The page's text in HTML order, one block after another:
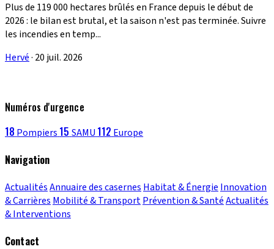
Plus de 119 000 hectares brûlés en France depuis le début de
2026 : le bilan est brutal, et la saison n'est pas terminée. Suivre
les incendies en temp...
Hervé· 20 juil. 2026
Numéros d'urgence
18 Pompiers 15 SAMU 112 Europe
Navigation
ActualitésAnnuaire des casernes Habitat & Énergie Innovation
& Carrières Mobilité & TransportPrévention & SantéActualités
& Interventions
Contact